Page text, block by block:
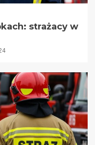
strażacy w